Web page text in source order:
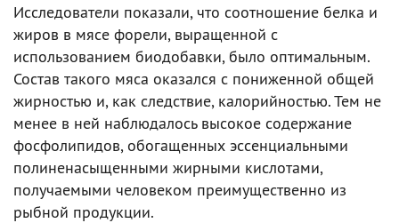
Исследователи показали, что соотношение белка и
жиров в мясе форели, выращенной с
использованием биодобавки, было оптимальным.
Состав такого мяса оказался с пониженной общей
жирностью и, как следствие, калорийностью. Тем не
менее в ней наблюдалось высокое содержание
фосфолипидов, обогащенных эссенциальными
полиненасыщенными жирными кислотами,
получаемыми человеком преимущественно из
рыбной продукции.